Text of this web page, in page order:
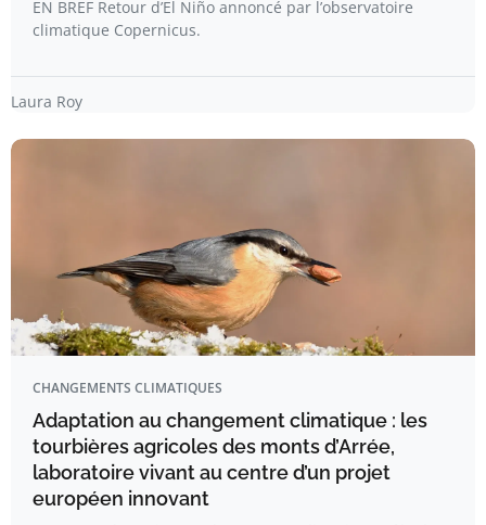
EN BREF Retour d’El Niño annoncé par l’observatoire
climatique Copernicus.
Laura Roy
CHANGEMENTS CLIMATIQUES
Adaptation au changement climatique : les
tourbières agricoles des monts d’Arrée,
laboratoire vivant au centre d’un projet
européen innovant